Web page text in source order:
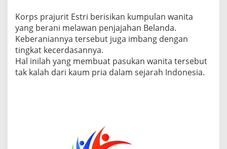
k
K
o
n
d
e
.
Korps prajurit Estri berisikan kumpulan wanita
yang berani melawan penjajahan Belanda.
Keberaniannya tersebut juga imbang dengan
tingkat kecerdasannya.
Hal inilah yang membuat pasukan wanita tersebut
tak kalah dari kaum pria dalam sejarah Indonesia.